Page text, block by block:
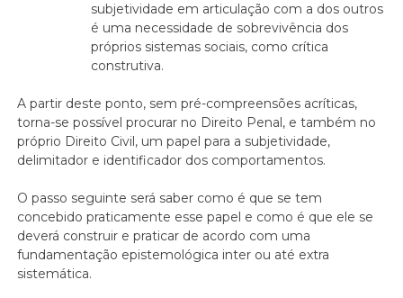
subjetividade em articulação com a dos outros
é uma necessidade de sobrevivência dos
próprios sistemas sociais, como crítica
construtiva.
A partir deste ponto, sem pré-compreensões acríticas,
torna-se possível procurar no Direito Penal, e também no
próprio Direito Civil, um papel para a subjetividade,
delimitador e identificador dos comportamentos.
O passo seguinte será saber como é que se tem
concebido praticamente esse papel e como é que ele se
deverá construir e praticar de acordo com uma
fundamentação epistemológica inter ou até extra
sistemática.